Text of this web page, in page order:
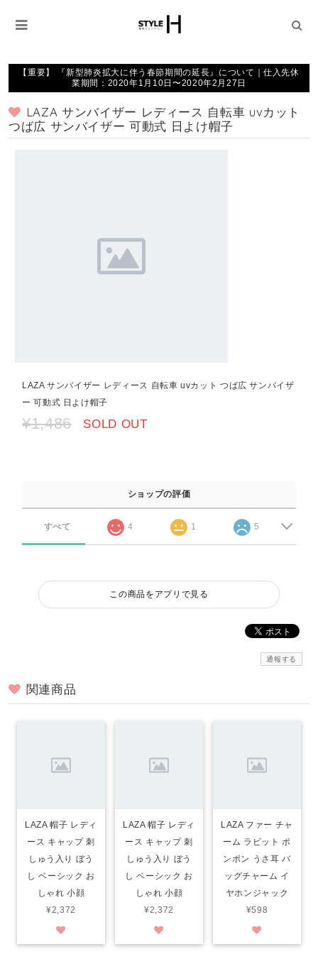
【重要】 『新型肺炎拡大に伴う春節期間の延長』について｜仕入先休
業期間：2020年1月10日〜2020年2月27日
LAZA サンバイザー レディース 自転車 uvカット
つば広 サンバイザー 可動式 日よけ帽子
LAZA サンバイザー レディース 自転車 uvカット つば広 サンバイザ
ー 可動式 日よけ帽子
¥1,486 SOLD OUT
ショップの評価
すべて 4 1 5
この商品をアプリで見る
通報する
関連商品
LAZA 帽子 レディ
ース キャップ 刺
しゅう入り ぼう
し ベーシック お
しゃれ 小顔
¥2,372
LAZA 帽子 レディ
ース キャップ 刺
しゅう入り ぼう
し ベーシック お
しゃれ 小顔
¥2,372
LAZA ファー チャ
ーム ラビット ポ
ンポン うさ耳 バ
ッグチャーム イ
ヤホンジャック
¥598